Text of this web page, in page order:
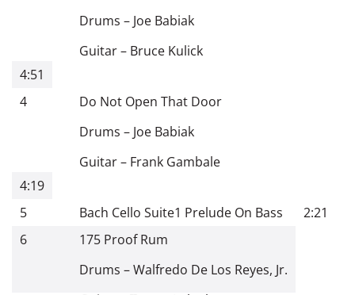
Drums – Joe Babiak
Guitar– Bruce Kulick
4:51
4
Do Not Open That Door
Drums – Joe Babiak
Guitar– Frank Gambale
4:19
5
Bach Cello Suite1 Prelude On Bass
2:21
6
175 Proof Rum
Drums –Walfredo De Los Reyes, Jr.